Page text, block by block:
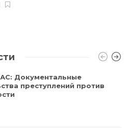
Документальные
преступлений против